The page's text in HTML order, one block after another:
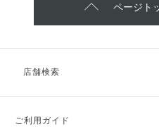
ページト
店舗検索
ご利用ガイド